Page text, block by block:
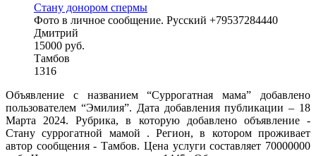
Стану донором спермы
Фото в личное сообщение. Русский +79537284440
Дмитрий
15000 руб.
Тамбов
1316
Объявление с названием “Суррогатная мама” добавлено
пользователем “Эмилия”. Дата добавления публикации – 18
Марта 2024. Рубрика, в которую добавлено объявление -
Cтану суррогатной мамой . Регион, в котором проживает
автор сообщения - Тамбов. Цена услуги составляет 70000000